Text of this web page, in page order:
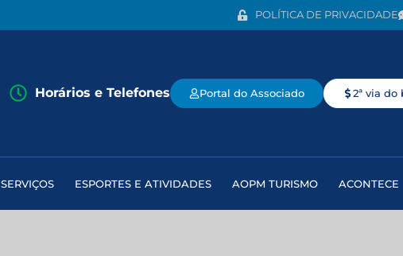
POLÍTICA DE PRIVACIDADE
Horários e Telefones Portal do Associado 2ª via do
SERVIÇOS ESPORTES E ATIVIDADES AOPM TURISMO ACONTECE